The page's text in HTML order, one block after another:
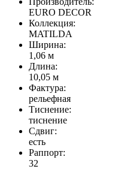
EURO DECOR
Коллекция:
MATILDA
Ширина:
1,06 м
Длина:
10,05 м
Фактура:
рельефная
Тиcнение:
тиснение
Сдвиг:
есть
Раппорт:
32